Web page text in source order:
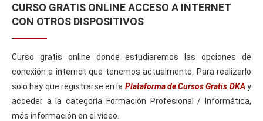
CURSO GRATIS ONLINE ACCESO A INTERNET
CON OTROS DISPOSITIVOS
Curso gratis online donde estudiaremos las opciones de
conexión a internet que tenemos actualmente. Para realizarlo
solo hay que registrarse en la Plataforma de Cursos Gratis DKAy
acceder a la categoría Formación Profesional / Informática,
más información en el vídeo.